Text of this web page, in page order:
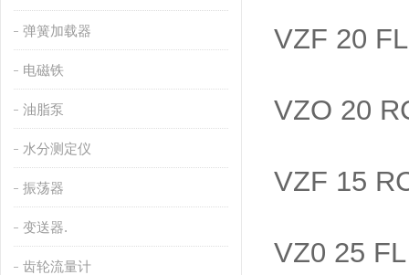
弹簧加载器
电磁铁
油脂泵
水分测定仪
振荡器
变送器.
齿轮流量计
VZF 20
VZO 20
VZF 15
VZ0 25